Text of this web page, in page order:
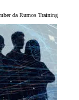
da Rumos Training